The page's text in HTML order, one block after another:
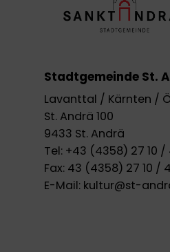
Stadtgemeinde St.
Lavanttal / Kärnten /
St. Andrä 100
9433 St. Andrä
Tel: +43 (4358) 27 10 /
Fax: 43 (4358) 27 10 /
E-Mail: kultur@st-